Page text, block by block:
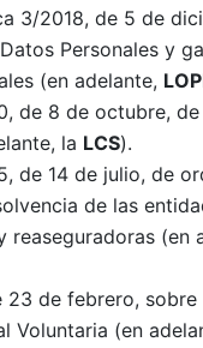
3/2018, de 5 de
Personales y
(en adelante,
de 8 de octubre,
la LCS).
de 14 de julio, de
de las
reaseguradoras (en
23 de febrero, sobre
Voluntaria (en